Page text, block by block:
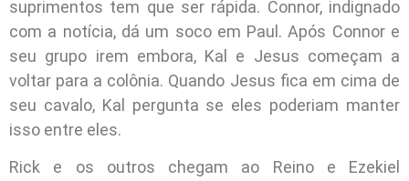
suprimentos tem que ser rápida. Connor, indignado
com a notícia, dá um soco em Paul. Após Connor e
seu grupo irem embora, Kal e Jesus começam a
voltar para a colônia. Quando Jesus fica em cima de
seu cavalo, Kal pergunta se eles poderiam manter
isso entre eles.
Rick e os outros chegam ao Reino e Ezekiel